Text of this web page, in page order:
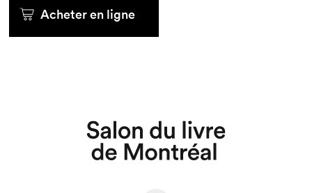
Que cherchez-vous?
Acheter en ligne